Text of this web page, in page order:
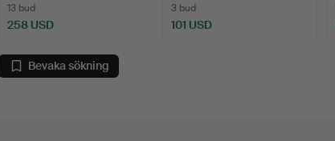
13 bud
258 USD
3 bud
101 USD
Bevaka sökning